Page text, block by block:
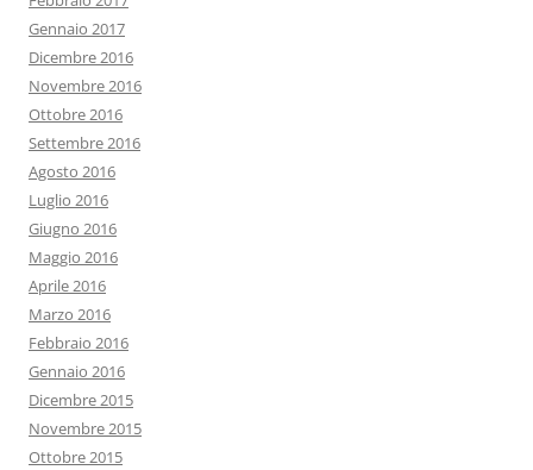
Gennaio 2017
Dicembre 2016
Novembre 2016
Ottobre 2016
Settembre 2016
Agosto 2016
Luglio 2016
Giugno 2016
Maggio 2016
Aprile 2016
Marzo 2016
Febbraio 2016
Gennaio 2016
Dicembre 2015
Novembre 2015
Ottobre 2015